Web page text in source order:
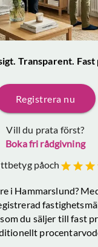
Transparent. Fast
Registrera nu
Vill du prata först?
Boka fri rådgivning
påoch
i Hammarslund?
du säljer till fast